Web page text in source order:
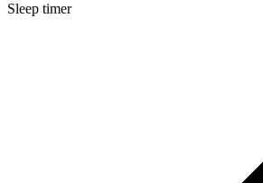
Sleep timer